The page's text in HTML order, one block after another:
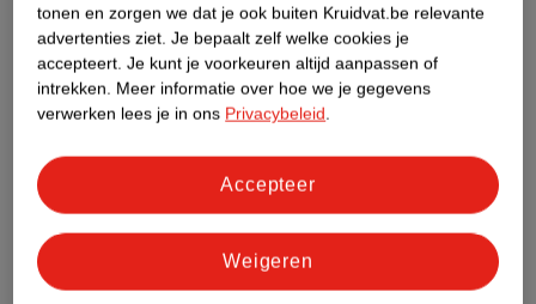
Over dit product
Productinformatie
Etiketinformatie
Nature Impact Score
Dit product heeft (nog) geen Nature
Impact Score.
tonen en zorgen we dat je ook buiten Kruidvat.be relevante
advertenties ziet. Je bepaalt zelf welke cookies je
accepteert. Je kunt je voorkeuren altijd aanpassen of
intrekken. Meer informatie over hoe we je gegevens
verwerken lees je in ons Privacybeleid.
Weigeren
Accepteer